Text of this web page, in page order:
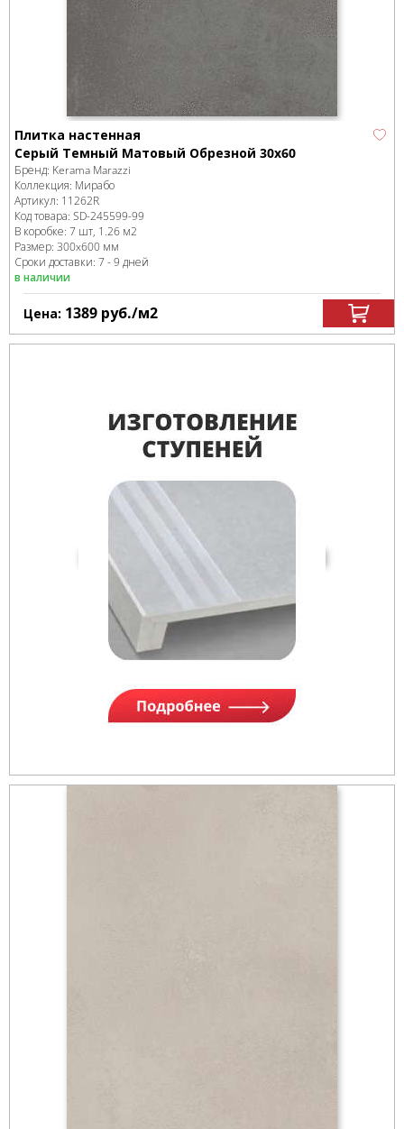
Плитка настенная
Серый Темный Матовый Обрезной 30х60
Бренд: Kerama Marazzi
Коллекция: Мирабо
Артикул: 11262R
Код товара: SD-245599-99
В коробке: 7 шт, 1.26 м2
Размер: 300x600 мм
Сроки доставки: 7 - 9 дней
в наличии
Цена: 1389 руб./м2